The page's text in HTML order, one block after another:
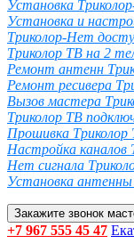
Установка
Установка и
Триколор-Нет
Триколор ТВ на 2
Ремонт антенн
Ремонт ресивера
Вызов мастера
Триколор ТВ
Прошивка Триколор
Настройка каналов
Нет сигнала
Установка
Закажите звонок
+7 967 555 45 47